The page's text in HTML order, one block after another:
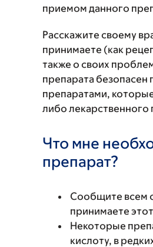
приемом данного
Расскажите своему
принимаете (как
также о своих
препарата безопасен
препаратами,
либо лекарственного
Что мне
препарат?
Сообщите всем
принимаете
Некоторые
кислоту, в